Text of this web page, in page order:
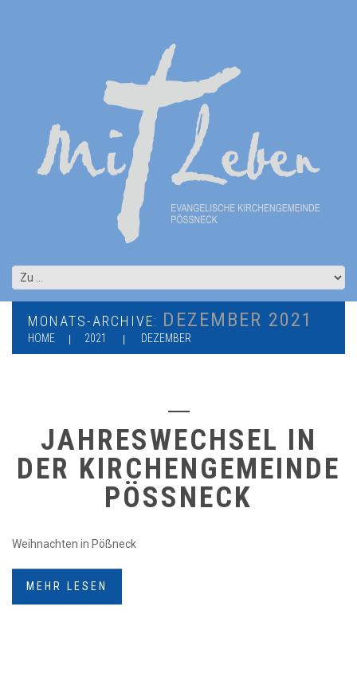
MONATS-ARCHIVE: DEZEMBER 2021
HOME 2021 DEZEMBER
JAHRESWECHSEL IN
DER KIRCHENGEMEINDE
PÖSSNECK
Weihnachten in Pößneck
MEHR LESEN